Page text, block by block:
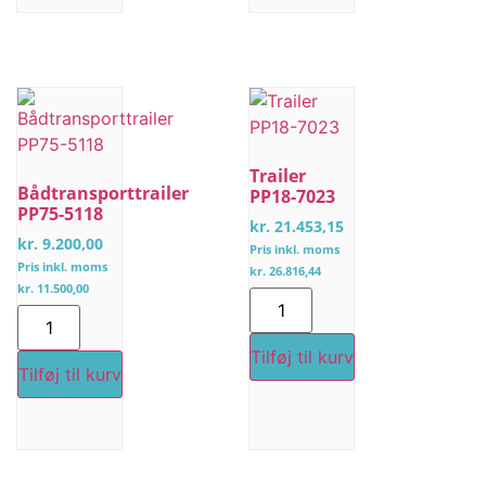
Bådtransporttrailer
PP75-5118
kr. 9.200,00
Pris inkl. moms
kr. 11.500,00
Tilføj til kurv
Trailer
PP18-7023
kr. 21.453,15
Pris inkl. moms
kr. 26.816,44
Tilføj til kurv